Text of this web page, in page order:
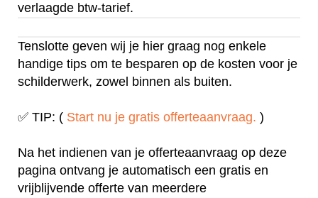
verlaagde btw-tarief.
Tenslotte geven wij je hier graag nog enkele
handige tips om te besparen op de kosten voor je
schilderwerk, zowel binnen als buiten.
✅ TIP: ( Start nu je gratis offerteaanvraag. )
Na het indienen van je offerteaanvraag op deze
pagina ontvang je automatisch een gratis en
vrijblijvende offerte van meerdere